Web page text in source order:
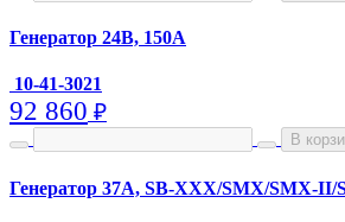
Генератор 24В, 150А
10-41-3021
92 860 ₽
В
Генератор 37A, SB-XXX/SMX/SMX-